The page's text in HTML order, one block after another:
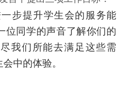
步提升学生会的服务能
位同学的声音了解你们的
我们所能去满足这些需
中的体验。